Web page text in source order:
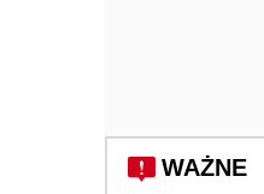
WAŻNE